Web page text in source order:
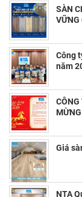
SÀN
VỮNG
Công
năm
CÔNG
Giá
NTA